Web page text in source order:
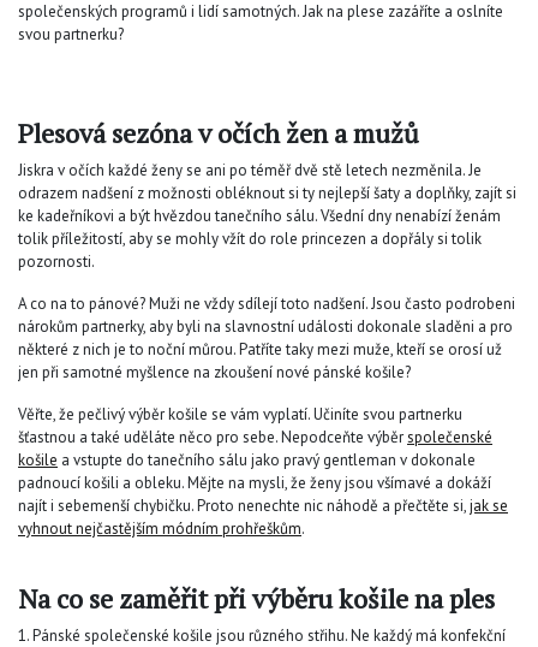
společenských programů i lidí samotných. Jak na plese zazáříte a oslníte
svou partnerku?
Plesová sezóna v očích žen a mužů
Jiskra v očích každé ženy se ani po téměř dvě stě letech nezměnila. Je
odrazem nadšení z možnosti obléknout si ty nejlepší šaty a doplňky, zajít si
ke kadeřníkovi a být hvězdou tanečního sálu. Všední dny nenabízí ženám
tolik příležitostí, aby se mohly vžít do role princezen a dopřály si tolik
pozornosti.
A co na to pánové? Muži ne vždy sdílejí toto nadšení. Jsou často podrobeni
nárokům partnerky, aby byli na slavnostní události dokonale sladěni a pro
některé z nich je to noční můrou. Patříte taky mezi muže, kteří se orosí už
jen při samotné myšlence na zkoušení nové pánské košile?
Věřte, že pečlivý výběr košile se vám vyplatí. Učiníte svou partnerku
šťastnou a také uděláte něco pro sebe. Nepodceňte výběrspolečenské
košile a vstupte do tanečního sálu jako pravý gentleman v dokonale
padnoucí košili a obleku. Mějte na mysli, že ženy jsou všímavé a dokáží
najít i sebemenší chybičku. Proto nenechte nic náhodě a přečtěte si,jak se
vyhnout nejčastějším módním prohřeškům.
Na co se zaměřit při výběru košile na ples
1. Pánské společenské košile jsou různého střihu. Ne každý má konfekční